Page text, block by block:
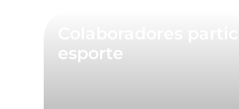
esporte